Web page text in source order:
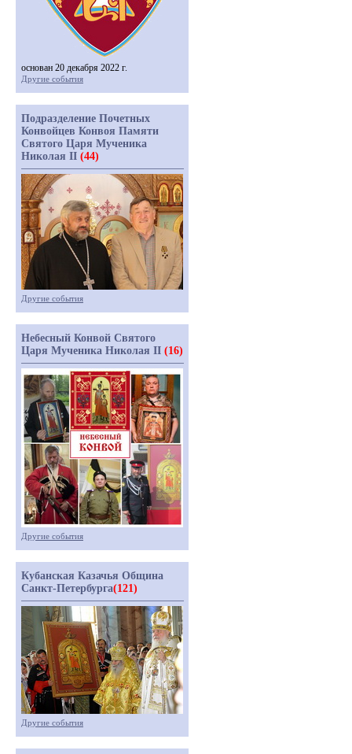
основан 20 декабря 2022 г.
Другие события
Подразделение Почетных
Конвойцев Конвоя Памяти
Святого Царя Мученика
Николая II (44)
Другие события
Небесный Конвой Святого
Царя Мученика Николая II (16)
Другие события
Кубанская Казачья Община
Санкт-Петербурга(121)
Другие события